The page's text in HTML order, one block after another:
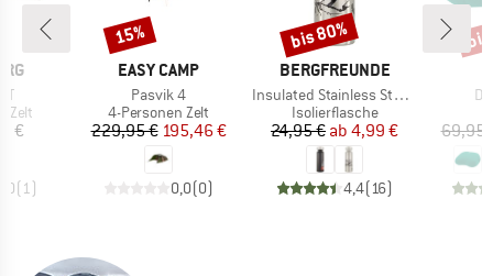
Zelt
€
(1)
MARKE
EASY CAMP
Artikel
Pasvik 4
Produktgruppe
4-Personen Zelt
Preis
229,95 €reduzierter Preis
195,46 €
0,0(0)
Rabatt
15%
MARKE
BERGFREUNDE
Artikel
Insulated Stainless Steel Bottle 500ml
Produktgruppe
Isolierflasche
Preis
24,95 € reduzierter Preis
ab 4,99 €
4,4(16)
Rabatt
bis 80%
69,95